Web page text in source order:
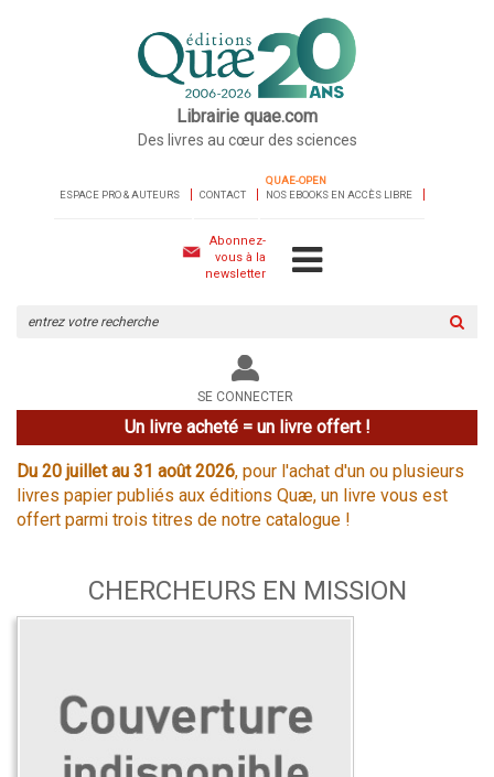
Librairie quae.com
Des livres au cœur des sciences
ESPACE PRO & AUTEURS CONTACT
QUAE-OPEN
NOS EBOOKS EN ACCÈS LIBRE
Abonnez-
vous à la
newsletter
le
site
SE CONNECTER
Un livre acheté = un livre offert !
Du 20 juillet au 31 août 2026, pour l'achat d'un ou plusieurs
livres papier publiés aux éditions Quæ, un livre vous est
offert parmi trois titres de notre catalogue !
CHERCHEURS EN MISSION